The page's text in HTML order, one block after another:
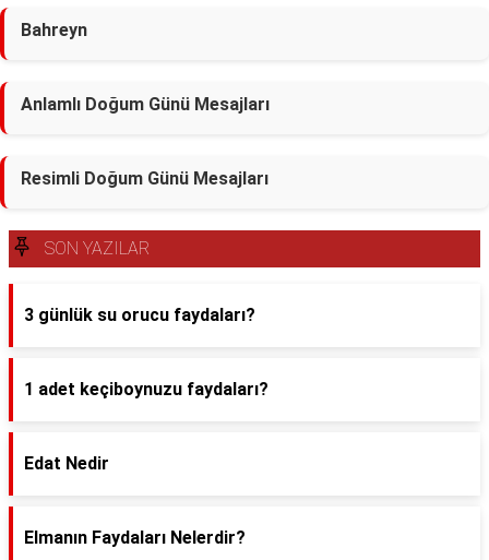
Bahreyn
Anlamlı Doğum Günü Mesajları
Resimli Doğum Günü Mesajları
SON YAZILAR
3 günlük su orucu faydaları?
1 adet keçiboynuzu faydaları?
Edat Nedir
Elmanın Faydaları Nelerdir?